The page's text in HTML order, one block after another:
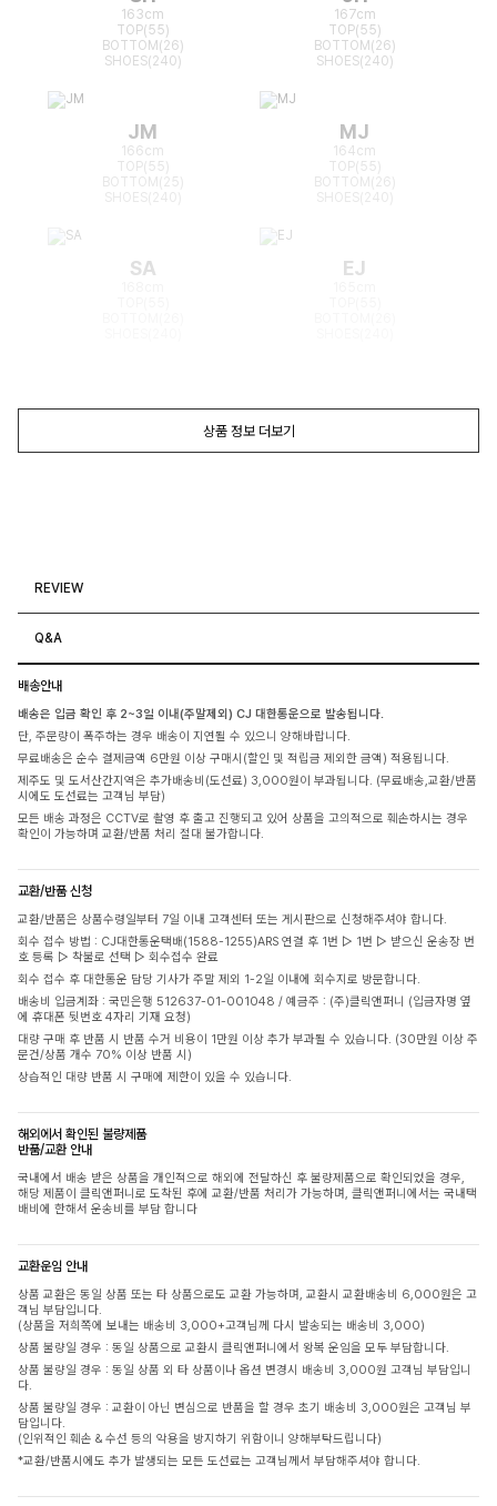
163cm
TOP(55)
BOTTOM(26)
SHOES(240)
167cm
TOP(55)
BOTTOM(26)
SHOES(240)
JM
166cm
TOP(55)
BOTTOM(25)
MJ
164cm
TOP(55)
BOTTOM(26)
SA EJ
상품 정보 더보기
REVIEW
Q&A
배송안내
배송은 입금 확인 후 2~3일 이내(주말제외) CJ 대한통운으로 발송됩니다.
단, 주문량이 폭주하는 경우 배송이 지연될 수 있으니 양해바랍니다.
무료배송은 순수 결제금액 6만원 이상 구매시(할인 및 적립금 제외한 금액) 적용됩니다.
제주도 및 도서산간지역은 추가배송비(도선료) 3,000원이 부과됩니다. (무료배송,교환/반품
시에도 도선료는 고객님 부담)
모든 배송 과정은 CCTV로 촬영 후 출고 진행되고 있어 상품을 고의적으로 훼손하시는 경우
확인이 가능하며 교환/반품 처리 절대 불가합니다.
교환/반품 신청
교환/반품은 상품수령일부터 7일 이내 고객센터 또는 게시판으로 신청해주셔야 합니다.
회수 접수 방법 : CJ대한통운택배(1588-1255)ARS 연결 후 1번 ▷ 1번 ▷ 받으신 운송장 번
호 등록 ▷ 착불로 선택 ▷ 회수접수 완료
회수 접수 후 대한통운 담당 기사가 주말 제외 1-2일 이내에 회수지로 방문합니다.
배송비 입금계좌 : 국민은행 512637-01-001048 / 예금주 : (주)클릭앤퍼니 (입금자명 옆
에 휴대폰 뒷번호 4자리 기재 요청)
대량 구매 후 반품 시 반품 수거 비용이 1만원 이상 추가 부과될 수 있습니다. (30만원 이상 주
문건/상품 개수 70% 이상 반품 시)
상습적인 대량 반품 시 구매에 제한이 있을 수 있습니다.
해외에서 확인된 불량제품
반품/교환 안내
국내에서 배송 받은 상품을 개인적으로 해외에 전달하신 후 불량제품으로 확인되었을 경우,
해당 제품이 클릭앤퍼니로 도착된 후에 교환/반품 처리가 가능하며, 클릭앤퍼니에서는 국내택
배비에 한해서 운송비를 부담 합니다
교환운임 안내
상품 교환은 동일 상품 또는 타 상품으로도 교환 가능하며, 교환시 교환배송비 6,000원은 고
객님 부담입니다.
(상품을 저희쪽에 보내는 배송비 3,000+고객님께 다시 발송되는 배송비 3,000)
상품 불량일 경우 : 동일 상품으로 교환시 클릭앤퍼니에서 왕복 운임을 모두 부담합니다.
상품 불량일 경우 : 동일 상품 외 타 상품이나 옵션 변경시 배송비 3,000원 고객님 부담입니
다.
상품 불량일 경우 : 교환이 아닌 변심으로 반품을 할 경우 초기 배송비 3,000원은 고객님 부
담입니다.
(인위적인 훼손 & 수선 등의 악용을 방지하기 위함이니 양해부탁드립니다)
*교환/반품시에도 추가 발생되는 모든 도선료는 고객님께서 부담해주셔야 합니다.